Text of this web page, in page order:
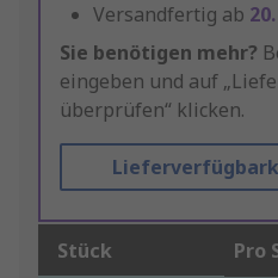
Versandfertig ab
Sie benötigen mehr?
eingeben und auf
überprüfen“ klicken.
Stück Pro